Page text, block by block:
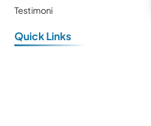
Testimoni
Quick Links